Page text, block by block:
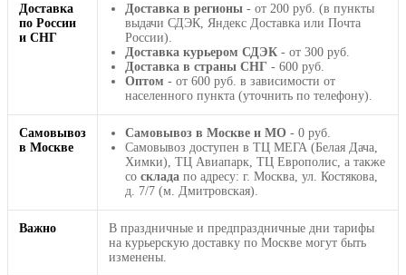
Доставка
по России
и СНГ
Доставка в регионы - от 200 руб. (в пункты
выдачи СДЭК, Яндекс Доставка или Почта
России).
Доставка курьером СДЭК - от 300 руб.
Доставка в страны СНГ - 600 руб.
Оптом - от 600 руб. в зависимости от
населенного пункта (уточнить по телефону).
Самовывоз
в Москве
Самовывоз в Москве и МО - 0 руб.
Самовывоз доступен в ТЦ МЕГА (Белая Дача,
Химки), ТЦ Авиапарк, ТЦ Европолис, а также
со склада по адресу: г. Москва, ул. Костякова,
д. 7/7 (м. Дмитровская).
Важно
В праздничные и предпраздничные дни тарифы
на курьерскую доставку по Москве могут быть
изменены.